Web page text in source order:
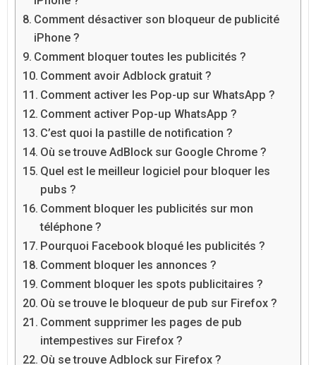
Comment désactiver son bloqueur de publicité
iPhone ?
Comment bloquer toutes les publicités ?
Comment avoir Adblock gratuit ?
Comment activer les Pop-up sur WhatsApp ?
Comment activer Pop-up WhatsApp ?
C’est quoi la pastille de notification ?
Où se trouve AdBlock sur Google Chrome ?
Quel est le meilleur logiciel pour bloquer les
pubs ?
Comment bloquer les publicités sur mon
téléphone ?
Pourquoi Facebook bloqué les publicités ?
Comment bloquer les annonces ?
Comment bloquer les spots publicitaires ?
Où se trouve le bloqueur de pub sur Firefox ?
Comment supprimer les pages de pub
intempestives sur Firefox ?
Où se trouve Adblock sur Firefox ?